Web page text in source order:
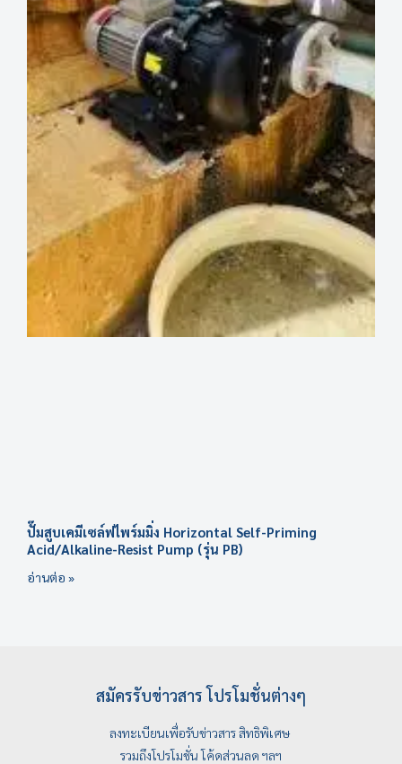
ปั๊มสูบเคมีเซล์ฟไพร์มมิ่ง Horizontal Self-Priming
Acid/Alkaline-Resist Pump (รุ่น PB)
อ่านต่อ »
สมัครรับข่าวสาร โปรโมชั่นต่างๆ
ลงทะเบียนเพื่อรับข่าวสาร สิทธิพิเศษ
รวมถึงโปรโมชั่น โค้ดส่วนลด ฯลฯ